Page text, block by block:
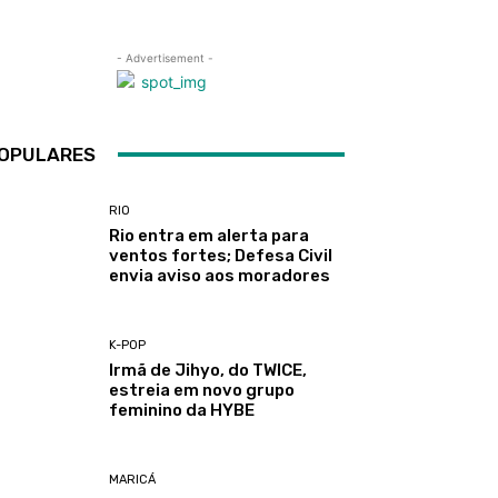
- Advertisement -
RIO
Rio entra em alerta para
ventos fortes; Defesa Civil
envia aviso aos moradores
K-POP
Irmã de Jihyo, do TWICE,
estreia em novo grupo
feminino da HYBE
MARICÁ